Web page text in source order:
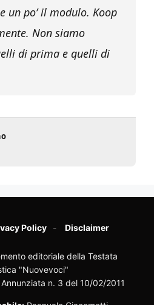
un po’ il modulo. Koop
Non siamo
di prima e quelli di
Policy Disclaimer
editoriale della Testata
"Nuovevoci"
n. 3 del 10/02/2011